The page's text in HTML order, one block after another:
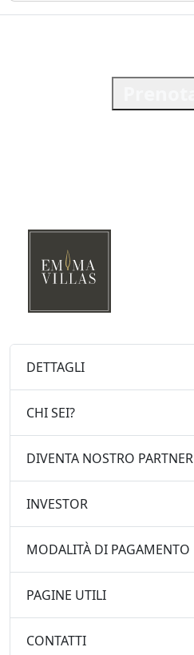
DETTAGLI
CHI SEI?
DIVENTA NOSTRO PARTNER
INVESTOR
MODALITÀ DI PAGAMENTO
PAGINE UTILI
CONTATTI